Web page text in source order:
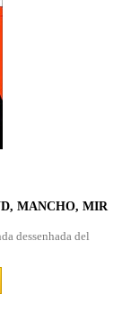
MANCHO, MIR
dessenhada del